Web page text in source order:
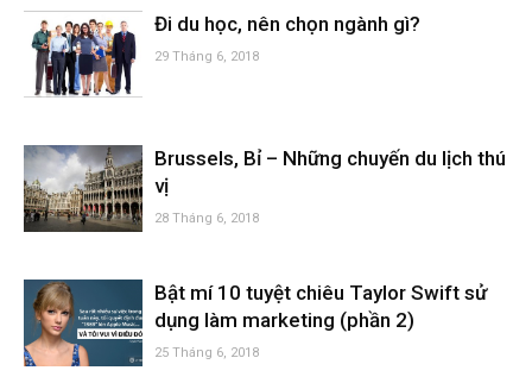
Đi du học, nên chọn ngành gì?
29 Tháng 6, 2018
Brussels, Bỉ – Những chuyến du lịch thú
vị
28 Tháng 6, 2018
Bật mí 10 tuyệt chiêu Taylor Swift sử
dụng làm marketing (phần 2)
25 Tháng 6, 2018